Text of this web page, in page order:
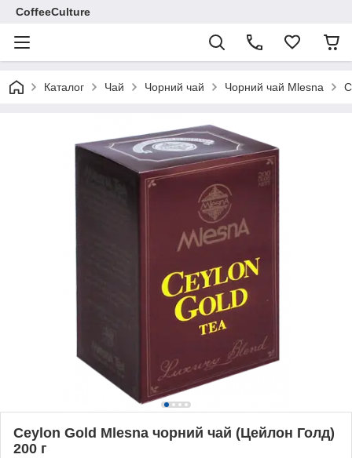
CoffeeCulture
Каталог Чай Чорний чай Чорний чай Mlesna
Ceylon Gold Mlesna чорний чай (Цейлон Голд)
200 г